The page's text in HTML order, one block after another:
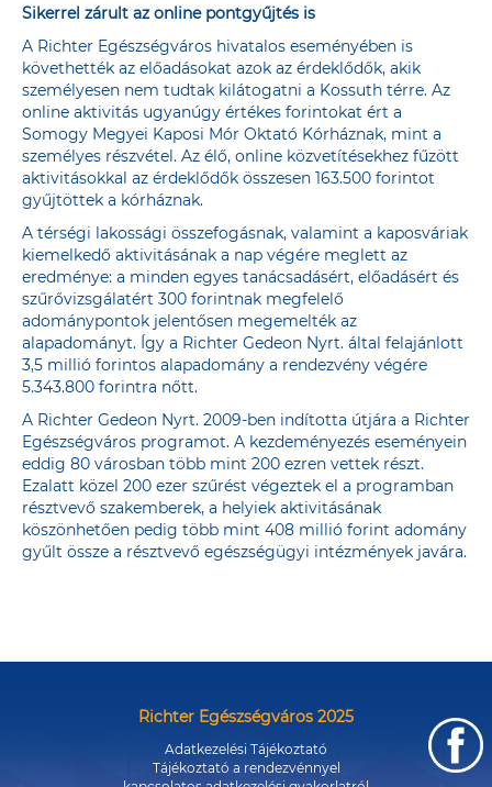
Sikerrel zárult az online pontgyűjtés is
A Richter Egészségváros hivatalos eseményében is
követhették az előadásokat azok az érdeklődők, akik
személyesen nem tudtak kilátogatni a Kossuth térre. Az
online aktivitás ugyanúgy értékes forintokat ért a
Somogy Megyei Kaposi Mór Oktató Kórháznak, mint a
személyes részvétel. Az élő, online közvetítésekhez fűzött
aktivitásokkal az érdeklődők összesen 163.500 forintot
gyűjtöttek a kórháznak.
A térségi lakossági összefogásnak, valamint a kaposváriak
kiemelkedő aktivitásának a nap végére meglett az
eredménye: a minden egyes tanácsadásért, előadásért és
szűrővizsgálatért 300 forintnak megfelelő
adománypontok jelentősen megemelték az
alapadományt. Így a Richter Gedeon Nyrt. által felajánlott
3,5 millió forintos alapadomány a rendezvény végére
5.343.800 forintra nőtt.
A Richter Gedeon Nyrt. 2009-ben indította útjára a Richter
Egészségváros programot. A kezdeményezés eseményein
eddig 80 városban több mint 200 ezren vettek részt.
Ezalatt közel 200 ezer szűrést végeztek el a programban
résztvevő szakemberek, a helyiek aktivitásának
köszönhetően pedig több mint 408 millió forint adomány
gyűlt össze a résztvevő egészségügyi intézmények javára.
Richter Egészségváros 2025
Adatkezelési Tájékoztató
Tájékoztató a rendezvénnyel